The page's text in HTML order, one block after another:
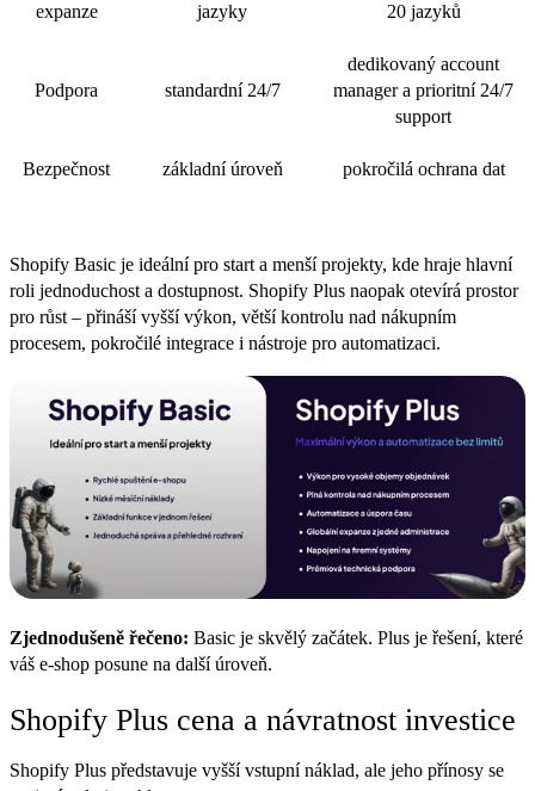
expanze
jazyky
20 jazyků
Podpora standardní 24/7
dedikovaný account
manager a prioritní 24/7
support
Bezpečnost základní úroveň pokročilá ochrana dat
Shopify Basic je ideální pro start a menší projekty, kde hraje hlavní
roli jednoduchost a dostupnost. Shopify Plus naopak otevírá prostor
pro růst – přináší vyšší výkon, větší kontrolu nad nákupním
procesem, pokročilé integrace i nástroje pro automatizaci.
Zjednodušeně řečeno: Basic je skvělý začátek. Plus je řešení, které
váš e-shop posune na další úroveň.
Shopify Plus cena a návratnost investice
Shopify Plus představuje vyšší vstupní náklad, ale jeho přínosy se